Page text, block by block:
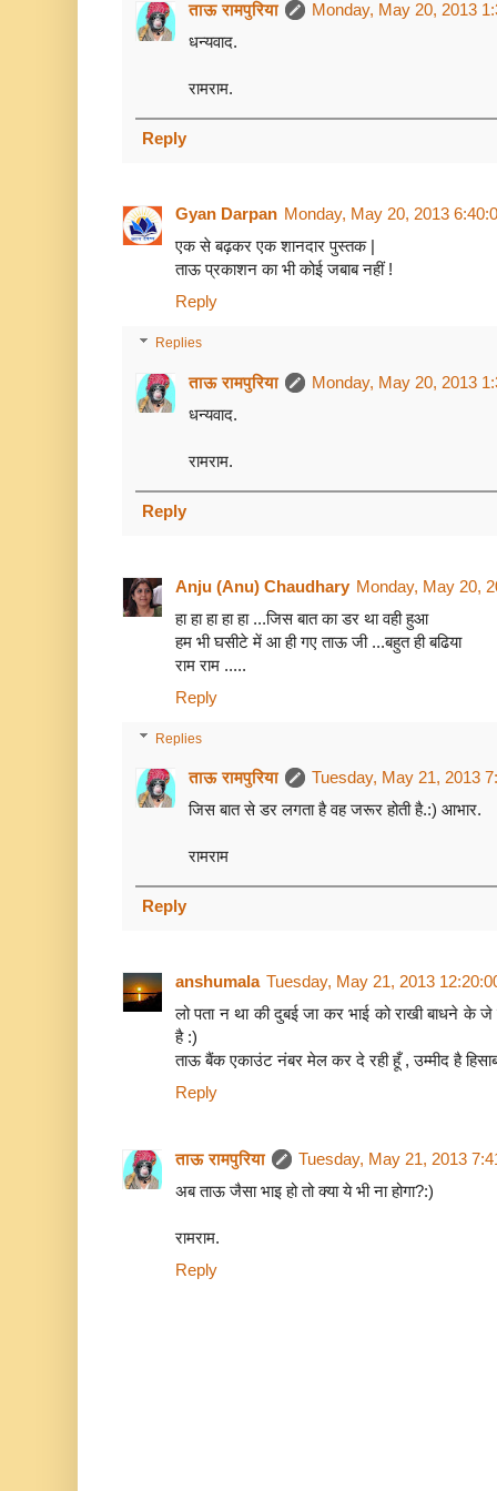
ताऊ रामपुरिया
Monday, May 20, 2013
धन्यवाद.
रामराम.
Reply
Gyan Darpan Monday, May 20, 2013
एक से बढ़कर एक शानदार पुस्तक |
ताऊ प्रकाशन का भी कोई जबाब नहीं !
Reply
Replies
ताऊ रामपुरिया
Monday, May 20, 2013
धन्यवाद.
रामराम.
Reply
Anju (Anu) Chaudhary Monday, May 20,
हा हा हा हा हा ...जिस बात का डर था वही हुआ
हम भी घसीटे में आ ही गए ताऊ जी ...बहुत ही बढिया
राम राम .....
Reply
Replies
ताऊ रामपुरिया
Tuesday, May 21, 2013
जिस बात से डर लगता है वह जरूर होती है.:) आभार.
रामराम
Reply
anshumala Tuesday, May 21, 2013
लो पता न था की दुबई जा कर भाई को राखी बाधने के
है :)
ताऊ बैंक एकाउंट नंबर मेल कर दे रही हूँ , उम्मीद है
Reply
ताऊ रामपुरिया
Tuesday, May 21, 2013
अब ताऊ जैसा भाइ हो तो क्या ये भी ना होगा?:)
रामराम.
Reply